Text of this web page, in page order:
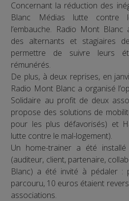
Concernant la réduction des
Blanc Médias lutte contre
l’embauche. Radio Mont Blanc
des alternants et stagiaires
permettre de suivre leurs
rémunérés.
De plus, à deux reprises, en
Radio Mont Blanc a organisé
Solidaire au profit de deux
propose des solutions de
pour les plus défavorisés) et
lutte contre le mal-logement).
Un home-trainer a été
(auditeur, client, partenaire,
Blanc) a été invité à pédaler :
parcouru, 10 euros étaient
associations.